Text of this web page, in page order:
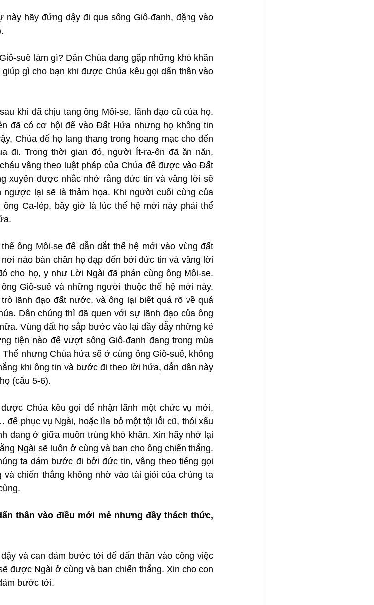
này hãy đứng dậy đi qua sông Giô-đanh, đặng vào
suê làm gì? Dân Chúa đang gặp những khó khăn
gì cho bạn khi được Chúa kêu gọi dấn thân vào
khi đã chịu tang ông Môi-se, lãnh đạo cũ của họ.
đã có cơ hội để vào Đất Hứa nhưng họ không tin
Chúa để họ lang thang trong hoang mạc cho đến
đi. Trong thời gian đó, người Ít-ra-ên đã ăn năn,
vâng theo luật pháp của Chúa để được vào Đất
xuyên được nhắc nhở rằng đức tin và vâng lời sẽ
lại sẽ là thảm họa. Khi người cuối cùng của
Ca-lép, bây giờ là lúc thế hệ mới này phải thể
ông Môi-se để dẫn dắt thế hệ mới vào vùng đất
nào bàn chân họ đạp đến bởi đức tin và vâng lời
cho họ, y như Lời Ngài đã phán cùng ông Môi-se.
Giô-suê và những người thuộc thế hệ mới này.
lãnh đạo đất nước, và ông lại biết quá rõ về quá
Dân chúng thì đã quen với sự lãnh đạo của ông
Vùng đất họ sắp bước vào lại đầy dẫy những kẻ
tiện nào để vượt sông Giô-đanh đang trong mùa
nhưng Chúa hứa sẽ ở cùng ông Giô-suê, không
khi ông tin và bước đi theo lời hứa, dẫn dân này
(câu 5-6).
Chúa kêu gọi để nhận lãnh một chức vụ mới,
phục vụ Ngài, hoặc lìa bỏ một tội lỗi cũ, thói xấu
đang ở giữa muôn trùng khó khăn. Xin hãy nhớ lại
Ngài sẽ luôn ở cùng và ban cho ông chiến thắng.
ta dám bước đi bởi đức tin, vâng theo tiếng gọi
và chiến thắng không nhờ vào tài giỏi của chúng ta
thân vào điều mới mẻ nhưng đầy thách thức,
và can đảm bước tới để dấn thân vào công việc
được Ngài ở cùng và ban chiến thắng. Xin cho con
bước tới.